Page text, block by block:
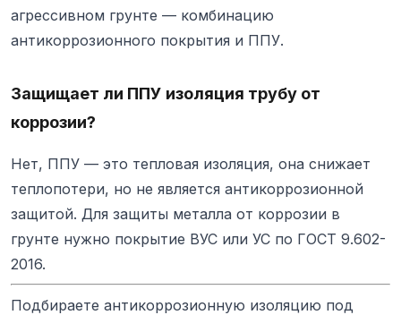
агрессивном грунте — комбинацию
антикоррозионного покрытия и ППУ.
Защищает ли ППУ изоляция трубу от
коррозии?
Нет, ППУ — это тепловая изоляция, она снижает
теплопотери, но не является антикоррозионной
защитой. Для защиты металла от коррозии в
грунте нужно покрытие ВУС или УС по ГОСТ 9.602-
2016.
Подбираете антикоррозионную изоляцию под